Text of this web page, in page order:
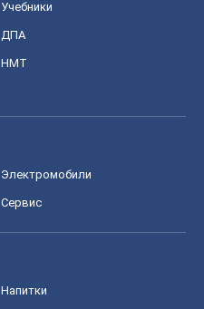
Учебники
ДПА
НМТ
Электромобили
Сервис
Напитки